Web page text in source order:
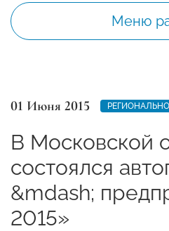
Меню
01 Июня 2015
В Московской
состоялся
&mdash;
2015»